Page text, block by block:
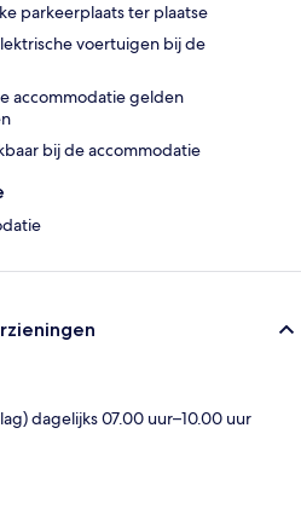
parkeerplaats ter plaatse
voertuigen bij de
accommodatie gelden
bij de accommodatie
dagelijks 07.00 uur–10.00 uur